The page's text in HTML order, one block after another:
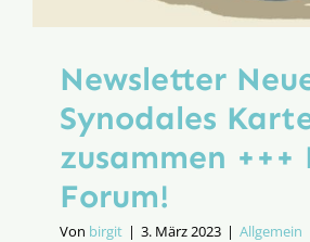
Newsletter
Synodales
zusammen
Forum!
Von birgit | 3. März 2023 | Allgemein